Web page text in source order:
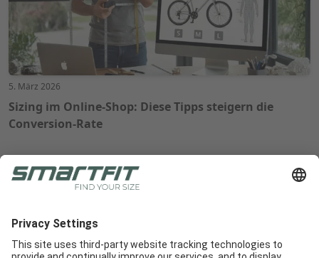
5. März 2026
Sizing im Online-Shop: Diese Tipps steigern die
Conversion-Rate
Heinrich-von-Stephan-Str. 5c
79100
Freiburg